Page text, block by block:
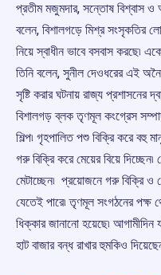
প্রতীম মজুমদার, সন্তোষ বিশ্বাস ও
বলেন, বিশালগড়ে মিশ্র সংসৃকতির
নিয়ে স্বাধীন ভাবে বসবাস করছে৷
তিনি বলেন, সুনীল দেওধরের এই
সৃষ্টি করার ঘটনায় রাজ্য
বিশালগড় ব্লক তৃণমূল কংগ্রেস
শিল্প৷ গৃহপালিত পশু বিক্রি করে বহু
গরু বিক্রি করে মেয়ের বিয়ে
মেটাচ্ছেন৷ প্রয়োজনে গরু বিক্রি ও
যেতেই পারে৷ তৃণমূল সংগঠনের পক্ষ
ধিক্কার জানানো হয়েছে৷
হাট বাজার বন্ধ রাখার হুমকিও